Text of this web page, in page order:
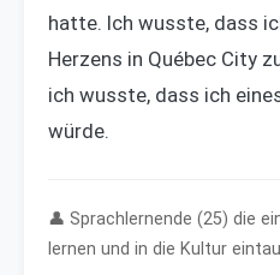
hatte. Ich wusste, dass
Herzens in Québec City
ich wusste, dass ich
würde.
👤 Sprachlernende (25) die
lernen und in die Kultur